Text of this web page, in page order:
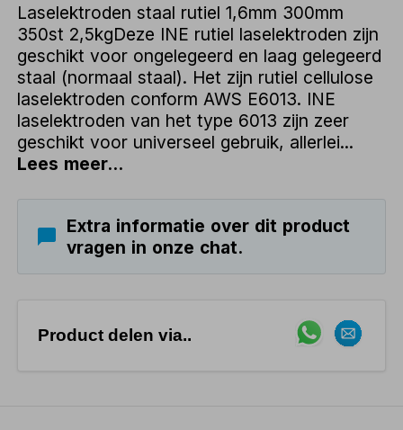
Laselektroden staal rutiel 1,6mm 300mm
350st 2,5kgDeze INE rutiel laselektroden zijn
geschikt voor ongelegeerd en laag gelegeerd
staal (normaal staal). Het zijn rutiel cellulose
laselektroden conform AWS E6013. INE
laselektroden van het type 6013 zijn zeer
geschikt voor universeel gebruik, allerlei...
Lees meer...
Extra informatie over dit product
vragen in onze chat.
Product delen via..